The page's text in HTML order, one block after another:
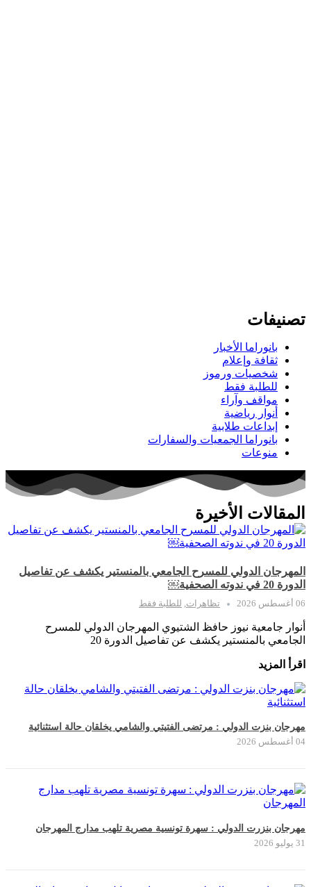
تصنيفات
بانوراما الأخبار
ثقافة وإعلام
شخصيات ورموز
للطلبة فقط
مواقف وآراء
أنوار رياضية
إبداعات طلابية
بانوراما الجمعيات والسفارات
منوعات
المقالات الأخيرة
المهرجان الدولي للمسرح الجامعي بالمنستير يكشف عن تفاصيل
الدورة 20 في ندوته الصحفية￼
06 أغسطس 2026 تظاهرات للطلبة فقط
أنوار جامعية نيوز حافظ الشتيوي المهرجان الدولي للمسرح
الجامعي بالمنستير يكشف عن تفاصيل الدورة 20
اقرأ المزيد
مهرجان بنزت الدولي : مرتضى الفتيتي والشامي يخلقان حالة استثنائية
04 أغسطس 2026
مهرجان بنزرت الدولي : سهرة تونسية مصرية تلهب مدارج المهرجان
31 يوليو 2026